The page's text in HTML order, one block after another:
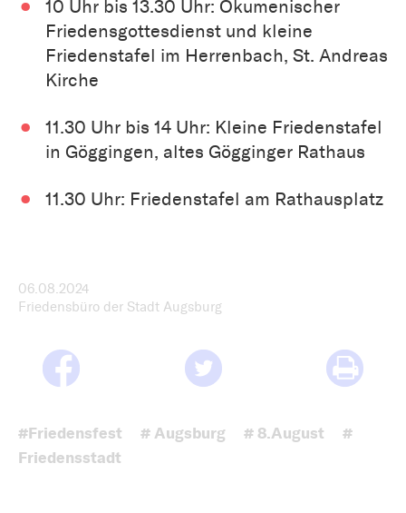
10 Uhr bis 13.30 Uhr: Ökumenischer
Friedensgottesdienst und kleine
Friedenstafel im Herrenbach, St. Andreas
Kirche
11.30 Uhr bis 14 Uhr: Kleine Friedenstafel
in Göggingen, altes Gögginger Rathaus
11.30 Uhr: Friedenstafel am Rathausplatz
06.08.2024
Friedensbüro der Stadt Augsburg
#Friedensfest # Augsburg # 8.August
#
Friedensstadt